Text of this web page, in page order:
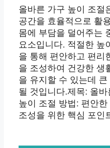
올바른 가구 높이 조절
공간을 효율적으로 활
몸에 부담을 덜어주는
요소입니다. 적절한 높
을 통해 편안하고 편리
을 조성하여 건강한 생
을 유지할 수 있는데 큰
될 것입니다.제목: 올바
높이 조절 방법: 편안한
조성을 위한 핵심 포인